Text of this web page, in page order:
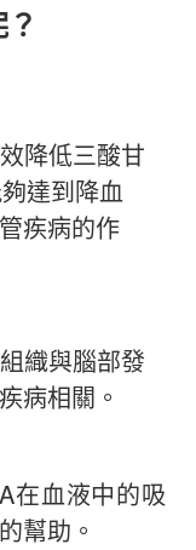
降低三酸甘
達到降血
疾病的作
織與腦部發
病相關 。
在血液中的吸
幫助 。